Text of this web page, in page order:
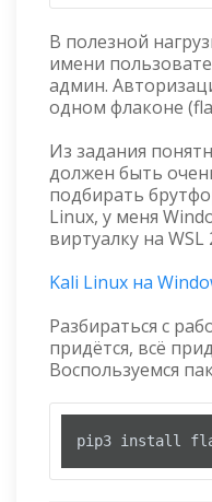
В полезной
имени
админ.
одном флаконе
Из задания
должен быть
подбирать
Linux, у меня
виртуалку на WSL
Kali Linux на
Разбираться с
придётся, всё
Воспользуемся
pip3 install